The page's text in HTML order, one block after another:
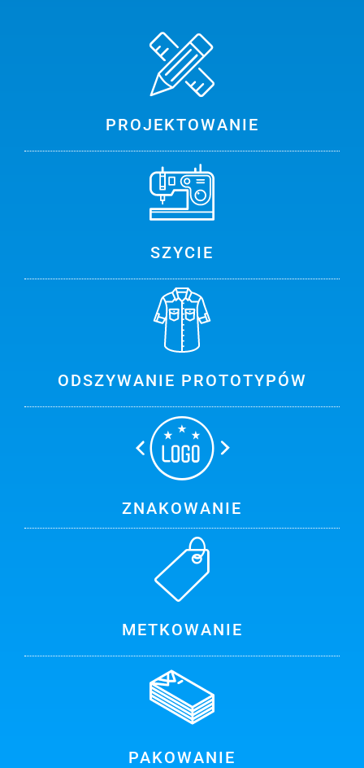
PROJEKTOWANIE
SZYCIE
ODSZYWANIE PROTOTYPÓW
ZNAKOWANIE
METKOWANIE
PAKOWANIE